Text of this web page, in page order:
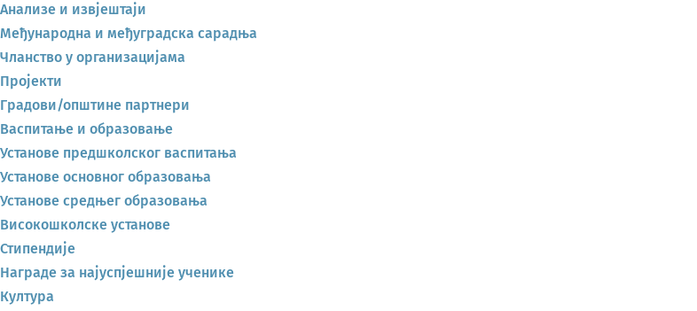
Анализе и извјештаји
Међународна и међуградска сарадња
Чланство у организацијама
Пројекти
Градови/општине партнери
Васпитање и образовање
Установе предшколског васпитања
Установе основног образовања
Установе средњег образовања
Високошколске установе
Стипендије
Награде за најуспјешније ученике
Култура